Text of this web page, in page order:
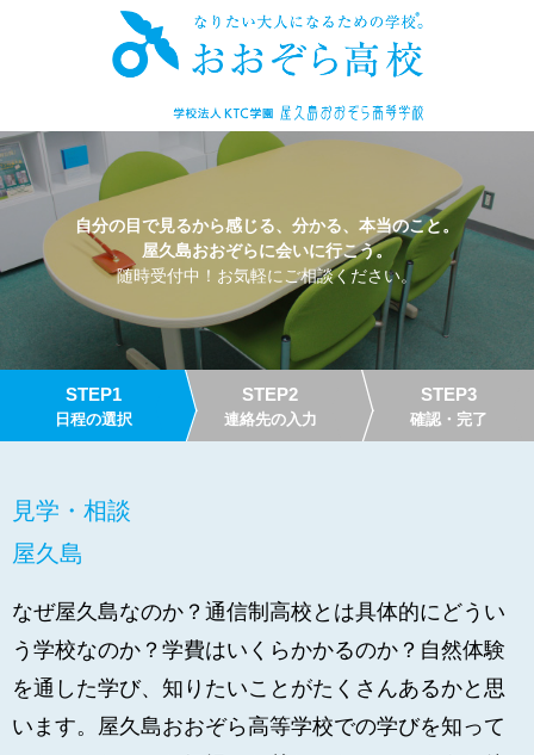
自分の目で見るから感じる、分かる、本当のこと。
屋久島おおぞらに会いに行こう。
随時受付中！お気軽にご相談ください。
STEP1
日程の選択
STEP2
連絡先の入力
STEP3
確認・完了
見学・相談
屋久島
なぜ屋久島なのか？通信制高校とは具体的にどうい
う学校なのか？学費はいくらかかるのか？自然体験
を通した学び、知りたいことがたくさんあるかと思
います。屋久島おおぞら高等学校での学びを知って